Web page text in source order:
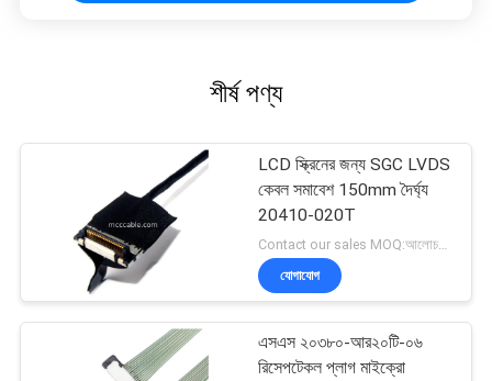
শীর্ষ পণ্য
LCD স্ক্রিনের জন্য SGC LVDS
কেবল সমাবেশ 150mm দৈর্ঘ্য
20410-020T
Contact our sales MOQ:আলোচনাযোগ্য
যোগাযোগ
এসএস ২০৩৮০-আর২০টি-০৬
রিসেপটেকল প্লাগ মাইক্রো